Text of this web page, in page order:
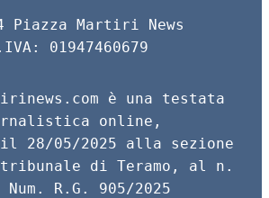
Piazza Martiri News
01947460679
è una testata
online,
28/05/2025 alla sezione
tribunale di Teramo, al n.
Num. R.G. 905/2025